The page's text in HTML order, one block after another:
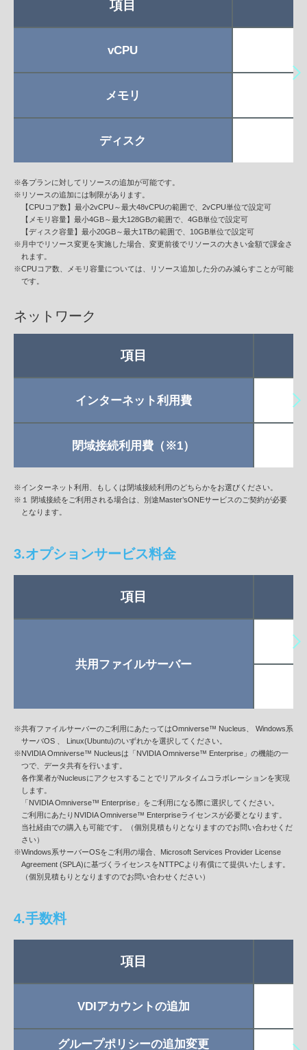
項目
vCPU
メモリ
ディスク
※各プランに対してリソースの追加が可能です。
※リソースの追加には制限があります。
【CPUコア数】最小2vCPU～最大48vCPUの範囲で、2vCPU単位で設定可
【メモリ容量】最小4GB～最大128GBの範囲で、4GB単位で設定可
【ディスク容量】最小20GB～最大1TBの範囲で、10GB単位で設定可
※月中でリソース変更を実施した場合、変更前後でリソースの大きい金額で課金さ
れます。
※CPUコア数、メモリ容量については、リソース追加した分のみ減らすことが可能
です。
ネットワーク
項目
インターネット利用費
閉域接続利用費（※1）
※インターネット利用、もしくは閉域接続利用のどちらかをお選びください。
※１ 閉域接続をご利用される場合は、別途Master’sONEサービスのご契約が必要
となります。
3.オプションサービス料金
項目
共用ファイルサーバー
※共有ファイルサーバーのご利用にあたってはOmniverse™ Nucleus、 Windows系
サーバOS 、 Linux(Ubuntu)のいずれかを選択してください。
※NVIDIA Omniverse™ Nucleusは「NVIDIA Omniverse™ Enterprise」の機能の一
つで、データ共有を行います。
各作業者がNucleusにアクセスすることでリアルタイムコラボレーションを実現
します。
「NVIDIA Omniverse™ Enterprise」をご利用になる際に選択してください。
ご利用にあたりNVIDIA Omniverse™ Enterpriseライセンスが必要となります。
当社経由での購入も可能です。（個別見積もりとなりますのでお問い合わせくだ
さい）
※Windows系サーバーOSをご利用の場合、Microsoft Services Provider License
Agreement (SPLA)に基づくライセンスをNTTPCより有償にて提供いたします。
（個別見積もりとなりますのでお問い合わせください）
4.手数料
項目
VDIアカウントの追加
グループポリシーの追加変更